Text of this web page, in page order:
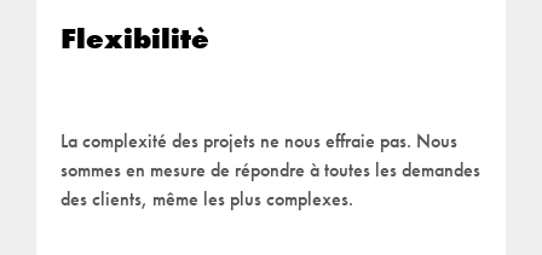
Flexibilitè
La complexité des projets ne nous effraie pas. Nous
sommes en mesure de répondre à toutes les demandes
des clients, même les plus complexes.